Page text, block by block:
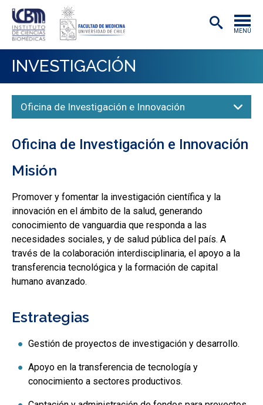
MENÚ
INSTITUTO
ACADÉMICAS/OS
INVESTIGACIÓN
EXTENSIÓN
INVESTIGACIÓN
Oficina de Investigación e Innovación
Oficina de Investigación e Innovación
Misión
Promover y fomentar la investigación científica y la
innovación en el ámbito de la salud, generando
conocimiento de vanguardia que responda a las
necesidades sociales, y de salud pública del país. A
través de la colaboración interdisciplinaria, el apoyo a la
transferencia tecnológica y la formación de capital
humano avanzado.
Estrategias
Gestión de proyectos de investigación y desarrollo.
Apoyo en la transferencia de tecnología y
conocimiento a sectores productivos.